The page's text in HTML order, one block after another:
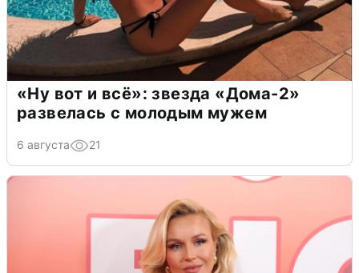
«Ну вот и всё»: звезда «Дома-2»
развелась с молодым мужем
6 августа 21